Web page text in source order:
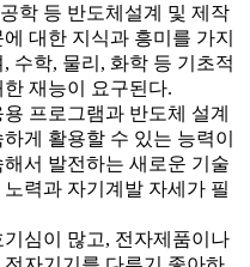
학 등 반도체설계 및 제작
대한 지식과 흥미를 가지
수학, 물리, 화학 등 기초적
재능이 요구된다.
프로그램과 반도체 설계
게 활용할 수 있는 능력이
해서 발전하는 새로운 기술
력과 자기계발 자세가 필
심이 많고, 전자제품이나